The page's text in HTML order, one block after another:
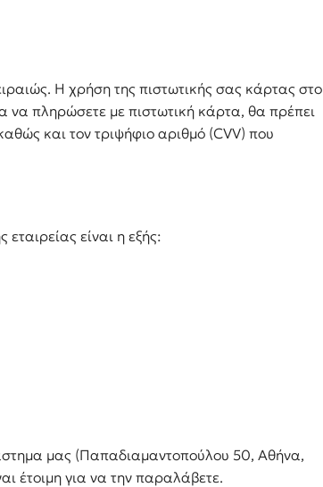
Η χρήση της πιστωτικής σας κάρτας στο
να πληρώσετε με πιστωτική κάρτα, θα πρέπει
και τον τριψήφιο αριθμό (CVV) που
είναι η εξής:
μας (Παπαδιαμαντοπούλου 50, Αθήνα,
έτοιμη για να την παραλάβετε.